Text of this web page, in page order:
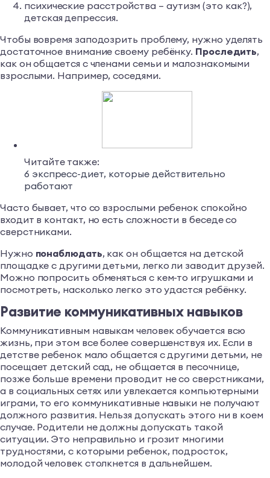
психические расстройства – аутизм (это как?),
детская депрессия.
Чтобы вовремя заподозрить проблему, нужно уделять
достаточное внимание своему ребёнку. Проследить,
как он общается с членами семьи и малознакомыми
взрослыми. Например, соседями.
Читайте также:
6 экспресс-диет, которые действительно
работают
Часто бывает, что со взрослыми ребенок спокойно
входит в контакт, но есть сложности в беседе со
сверстниками.
Нужно понаблюдать, как он общается на детской
площадке с другими детьми, легко ли заводит друзей.
Можно попросить обменяться с кем-то игрушками и
посмотреть, насколько легко это удастся ребёнку.
Развитие коммуникативных навыков
Коммуникативным навыкам человек обучается всю
жизнь, при этом все более совершенствуя их. Если в
детстве ребенок мало общается с другими детьми, не
посещает детский сад, не общается в песочнице,
позже больше времени проводит не со сверстниками,
а в социальных сетях или увлекается компьютерными
играми, то его коммуникативные навыки не получают
должного развития. Нельзя допускать этого ни в коем
случае. Родители не должны допускать такой
ситуации. Это неправильно и грозит многими
трудностями, с которыми ребенок, подросток,
молодой человек столкнется в дальнейшем.